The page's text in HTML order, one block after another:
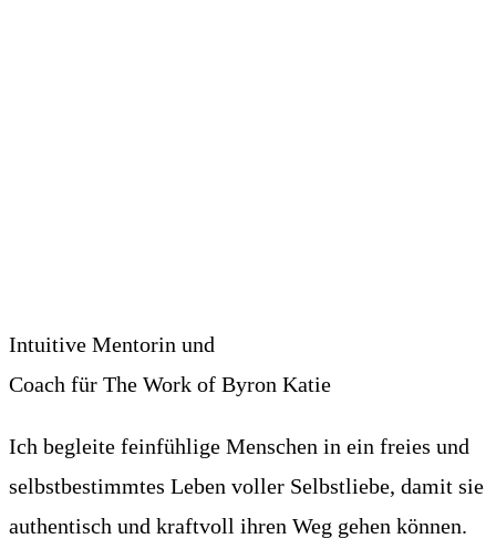
Intuitive Mentorin und
Coach für The Work of Byron Katie
Ich begleite feinfühlige Menschen in ein freies und
selbstbestimmtes Leben voller Selbstliebe, damit sie
authentisch und kraftvoll ihren Weg gehen können.